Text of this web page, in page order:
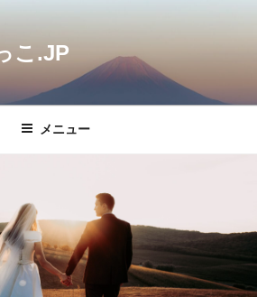
こ.JP
メニュー